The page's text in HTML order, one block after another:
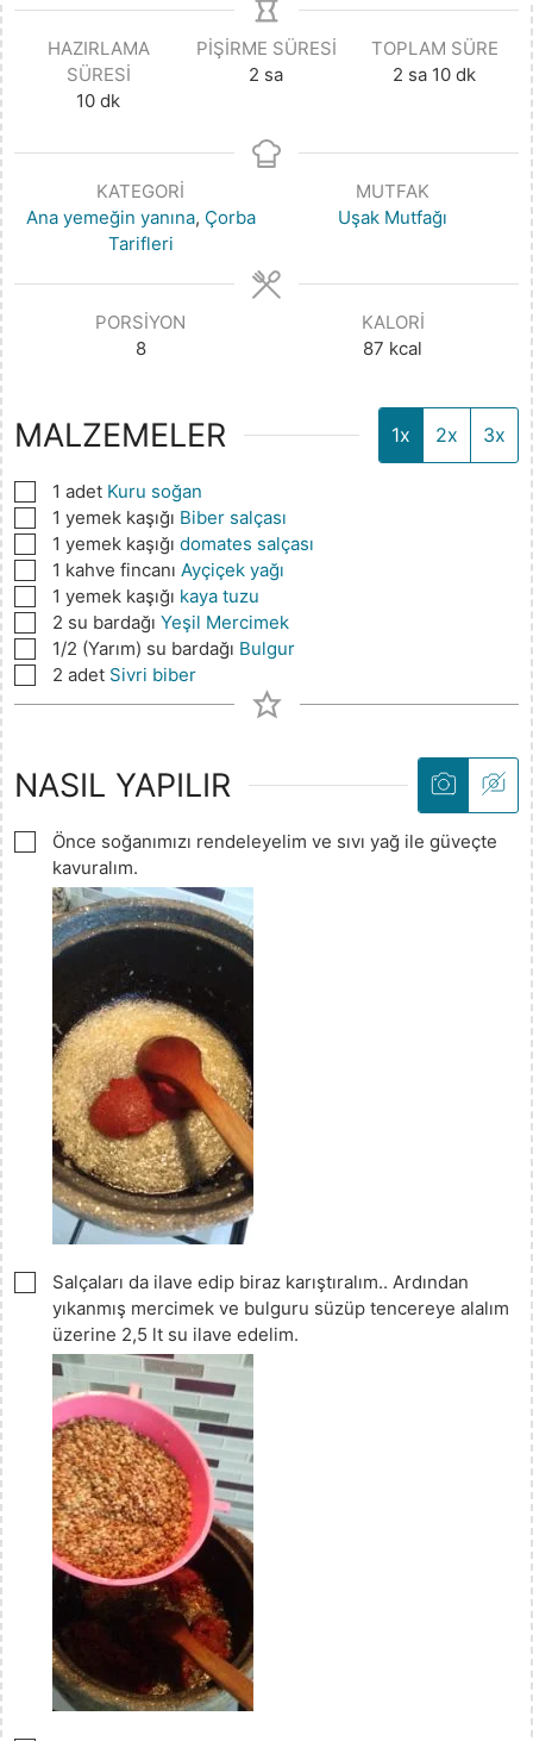
HAZIRLAMA
SÜRESI
10 dk
PIŞIRME SÜRESI
2 sa
TOPLAM SÜRE
2 sa 10 dk
KATEGORI
Ana yemeğin yanına, Çorba
Tarifleri
MUTFAK
Uşak Mutfağı
PORSIYON
8
KALORI
87 kcal
MALZEMELER 1x 2x 3x
▢1 adet Kuru soğan
▢1 yemek kaşığı Biber salçası
▢1 yemek kaşığı domates salçası
▢1 kahve fincanı Ayçiçek yağı
▢1 yemek kaşığı kaya tuzu
▢
2 su bardağı Yeşil Mercimek
▢1/2 (Yarım) su bardağı Bulgur
▢
2 adet Sivri biber
NASIL YAPILIR
▢
Önce soğanımızı rendeleyelim ve sıvı yağ ile güveçte
kavuralım.
▢
Salçaları da ilave edip biraz karıştıralım.. Ardından
yıkanmış mercimek ve bulguru süzüp tencereye alalım
üzerine 2,5 lt su ilave edelim.